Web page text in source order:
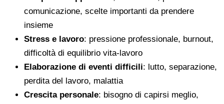
comunicazione, scelte importanti da prendere
insieme
Stress e lavoro: pressione professionale, burnout,
difficoltà di equilibrio vita-lavoro
Elaborazione di eventi difficili: lutto, separazione,
perdita del lavoro, malattia
Crescita personale: bisogno di capirsi meglio,